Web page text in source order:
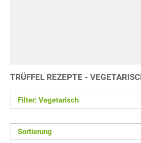
TRÜFFEL REZEPTE -
Filter: Vegetarisch
Sortierung